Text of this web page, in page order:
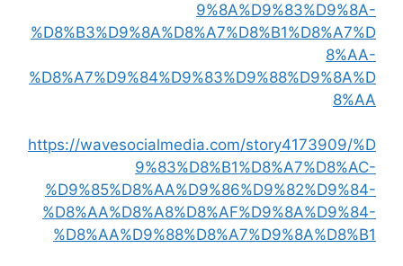
9%8A%D9%83%D9%8A-
%D8%B3%D9%8A%D8%A7%D8%B1%D8%A7%D
8%AA-
%D8%A7%D9%84%D9%83%D9%88%D9%8A%D
8%AA
https://wavesocialmedia.com/story4173909/%D
9%83%D8%B1%D8%A7%D8%AC-
%D9%85%D8%AA%D9%86%D9%82%D9%84-
%D8%AA%D8%A8%D8%AF%D9%8A%D9%84-
%D8%AA%D9%88%D8%A7%D9%8A%D8%B1